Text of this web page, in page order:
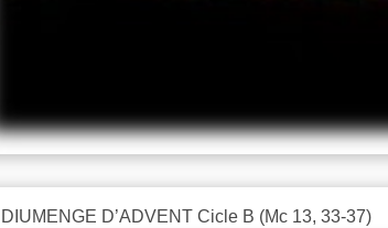
I DIUMENGE D’ADVENT Cicle B (Mc 13, 33-37)